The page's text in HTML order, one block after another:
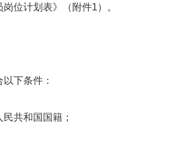
位计划表》（附件1）。
下条件：
民共和国国籍；